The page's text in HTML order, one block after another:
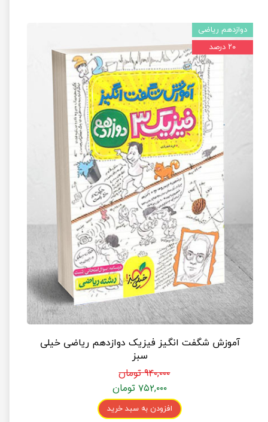
آموزش شگفت انگیز فیزیک دوازدهم ریاضی خیلی
سبز
۹۴۰,۰۰۰ تومان
۷۵۲,۰۰۰ تومان
افزودن به سبد خرید
دوازدهم ریاضی
۲۰ درصد